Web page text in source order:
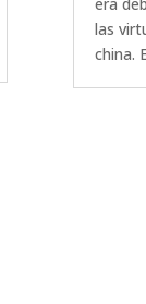
era
las
china.